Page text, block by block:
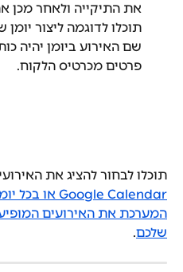
את התיקייה ולאחר מכן
תוכלו לדוגמה ליצור
שם האירוע ביומן יהיה
פרטים מכרטיס הלקוח.
תוכלו לבחור להציג את
Google Calendar או בכל יומן אחר
שלכם.